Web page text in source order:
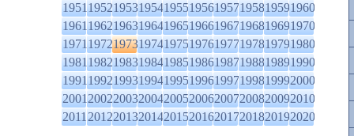
1951195219531954195519561957195819591960
1961196219631964196519661967196819691970
1971197219731974197519761977197819791980
1981198219831984198519861987198819891990
1991199219931994199519961997199819992000
2001200220032004200520062007200820092010
2011201220132014201520162017201820192020